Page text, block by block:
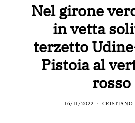
Nel girone
in vetta
terzetto
Pistoia al
rosso
16/11/2022 CRISTIANO